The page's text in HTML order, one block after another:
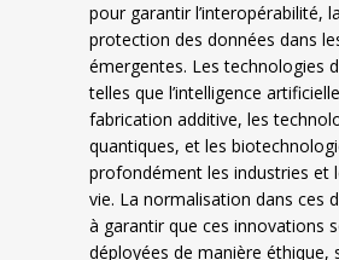
pour garantir l’interopérabilité,
protection des données dans
émergentes. Les technologies
telles que l’intelligence
fabrication additive, les
quantiques, et les
profondément les industries et
vie. La normalisation dans ces
à garantir que ces innovations
déployées de manière éthique,